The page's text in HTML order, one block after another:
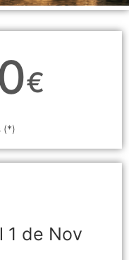
€
(*)
1 de Nov